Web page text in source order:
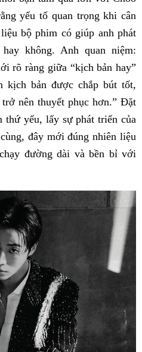
yếu tố quan trọng khi cân
bộ phim có giúp anh phát
không. Anh quan niệm:
rõ ràng giữa “kịch bản hay”
kịch bản được chắp bút tốt,
nên thuyết phục hơn.” Đặt
thứ yếu, lấy sự phát triển của
đây mới đúng nhiên liệu
đường dài và bền bỉ với